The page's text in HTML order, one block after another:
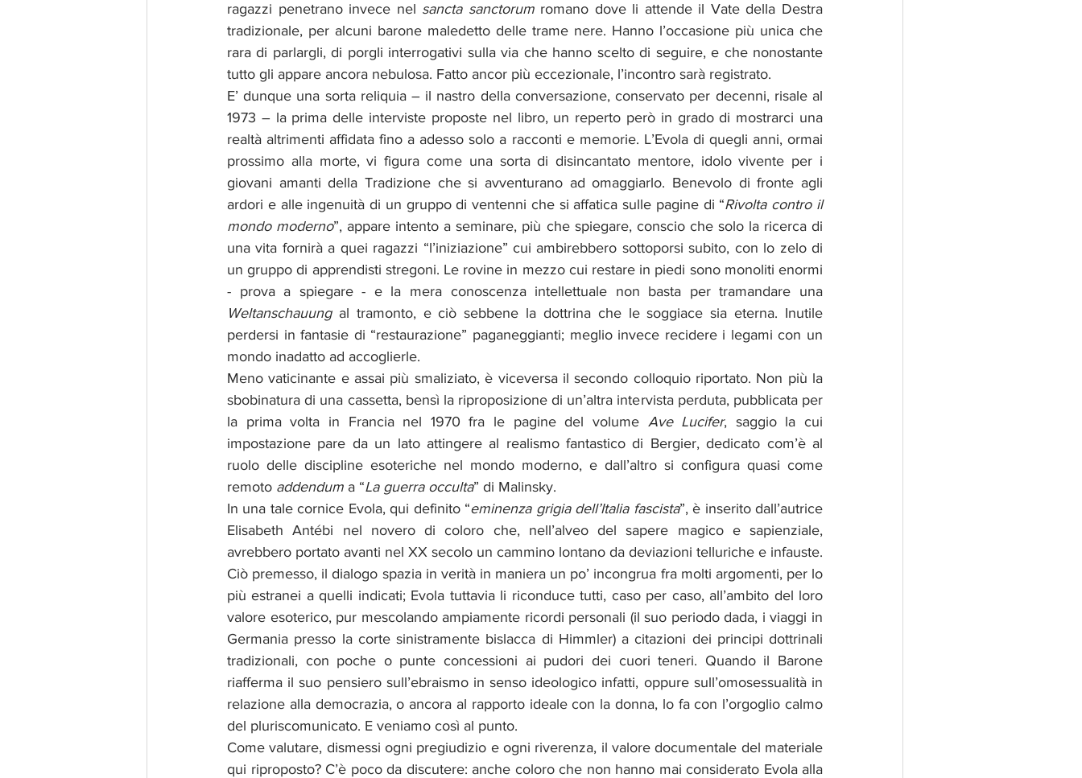
ragazzi penetrano invece nel sancta sanctorum romano dove li attende il Vate della Destra
tradizionale, per alcuni barone maledetto delle trame nere. Hanno l’occasione più unica che
rara di parlargli, di porgli interrogativi sulla via che hanno scelto di seguire, e che nonostante
tutto gli appare ancora nebulosa. Fatto ancor più eccezionale, l’incontro sarà registrato.
E’ dunque una sorta reliquia – il nastro della conversazione, conservato per decenni, risale al
1973 – la prima delle interviste proposte nel libro, un reperto però in grado di mostrarci una
realtà altrimenti affidata fino a adesso solo a racconti e memorie. L’Evola di quegli anni, ormai
prossimo alla morte, vi figura come una sorta di disincantato mentore, idolo vivente per i
giovani amanti della Tradizione che si avventurano ad omaggiarlo. Benevolo di fronte agli
ardori e alle ingenuità di un gruppo di ventenni che si affatica sulle pagine di “Rivolta contro il
mondo moderno”, appare intento a seminare, più che spiegare, conscio che solo la ricerca di
una vita fornirà a quei ragazzi “l’iniziazione” cui ambirebbero sottoporsi subito, con lo zelo di
un gruppo di apprendisti stregoni. Le rovine in mezzo cui restare in piedi sono monoliti enormi
Weltanschauung al tramonto, e ciò sebbene la dottrina che le soggiace sia eterna. Inutile
perdersi in fantasie di “restaurazione” paganeggianti; meglio invece recidere i legami con un
mondo inadatto ad accoglierle.
Meno vaticinante e assai più smaliziato, è viceversa il secondo colloquio riportato. Non più la
sbobinatura di una cassetta, bensì la riproposizione di un’altra intervista perduta, pubblicata per
la prima volta in Francia nel 1970 fra le pagine del volume Ave Lucifer, saggio la cui
impostazione pare da un lato attingere al realismo fantastico di Bergier, dedicato com’è al
ruolo delle discipline esoteriche nel mondo moderno, e dall’altro si configura quasi come
remoto addendum a “La guerra occulta” di Malinsky.
In una tale cornice Evola, qui definito “eminenza grigia dell’Italia fascista”, è inserito dall’autrice
Elisabeth Antébi nel novero di coloro che, nell’alveo del sapere magico e sapienziale,
avrebbero portato avanti nel XX secolo un cammino lontano da deviazioni telluriche e infauste.
Ciò premesso, il dialogo spazia in verità in maniera un po’ incongrua fra molti argomenti, per lo
più estranei a quelli indicati; Evola tuttavia li riconduce tutti, caso per caso, all’ambito del loro
valore esoterico, pur mescolando ampiamente ricordi personali (il suo periodo dada, i viaggi in
Germania presso la corte sinistramente bislacca di Himmler) a citazioni dei principi dottrinali
tradizionali, con poche o punte concessioni ai pudori dei cuori teneri. Quando il Barone
riafferma il suo pensiero sull’ebraismo in senso ideologico infatti, oppure sull’omosessualità in
relazione alla democrazia, o ancora al rapporto ideale con la donna, lo fa con l’orgoglio calmo
del pluriscomunicato. E veniamo così al punto.
Come valutare, dismessi ogni pregiudizio e ogni riverenza, il valore documentale del materiale
qui riproposto? C’è poco da discutere: anche coloro che non hanno mai considerato Evola alla